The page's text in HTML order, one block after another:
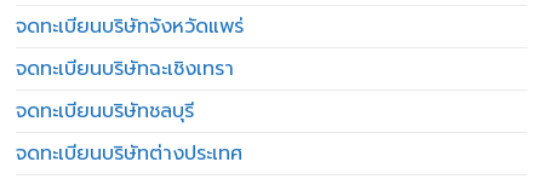
จดทะเบียนบริษัทจังหวัดแพร่
จดทะเบียนบริษัทฉะเชิงเทรา
จดทะเบียนบริษัทชลบุรี
จดทะเบียนบริษัทต่างประเทศ